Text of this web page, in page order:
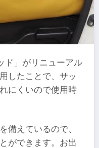
ド」がリニューアル
したことで、サッ
にくいので使用時
備えているので、
ができます。お出